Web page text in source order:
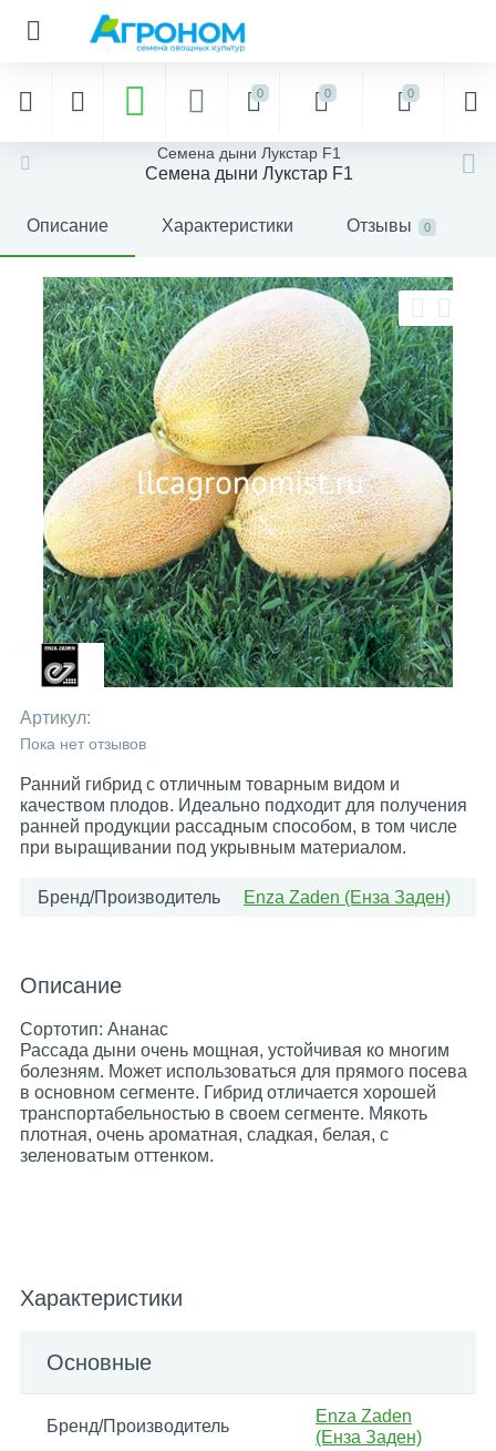
0 0 0
Семена дыни Лукстар F1
Семена дыни Лукстар F1
Описание Характеристики Отзывы 0
Артикул:
Пока нет отзывов
Ранний гибрид с отличным товарным видом и
качеством плодов. Идеально подходит для получения
ранней продукции рассадным способом, в том числе
при выращивании под укрывным материалом.
Бренд/Производитель Enza Zaden (Енза Заден)
Описание
Сортотип: Ананас
Рассада дыни очень мощная, устойчивая ко многим
болезням. Может использоваться для прямого посева
в основном сегменте. Гибрид отличается хорошей
транспортабельностью в своем сегменте. Мякоть
плотная, очень ароматная, сладкая, белая, с
зеленоватым оттенком.
Характеристики
Основные
Бренд/Производитель
Enza Zaden
(Енза Заден)